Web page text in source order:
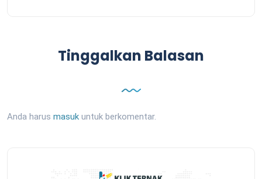
Tinggalkan Balasan
Anda harus masuk untuk berkomentar.